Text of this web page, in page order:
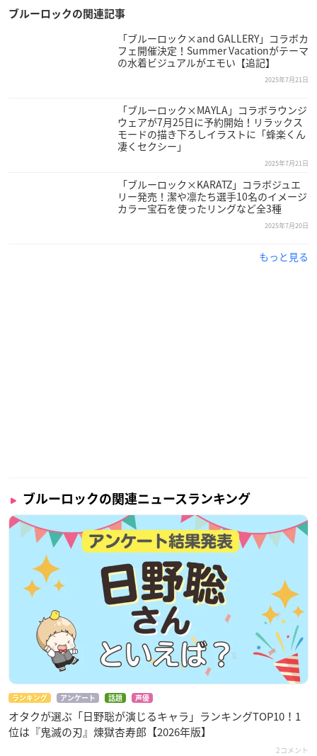
ブルーロックの関連記事
「ブルーロック×and GALLERY」コラボカ
フェ開催決定！Summer Vacationがテーマ
の水着ビジュアルがエモい【追記】
2025年7月21日
「ブルーロック×MAYLA」コラボラウンジ
ウェアが7月25日に予約開始！リラックス
モードの描き下ろしイラストに「蜂楽くん
凄くセクシー」
2025年7月21日
「ブルーロック×KARATZ」コラボジュエ
リー発売！潔や凛たち選手10名のイメージ
カラー宝石を使ったリングなど全3種
2025年7月20日
もっと見る
ブルーロックの関連ニュースランキング
ランキング アンケート 話題 声優
オタクが選ぶ「日野聡が演じるキャラ」ランキングTOP10！1
位は『鬼滅の刃』煉󠄁獄杏寿郎【2026年版】
2コメント